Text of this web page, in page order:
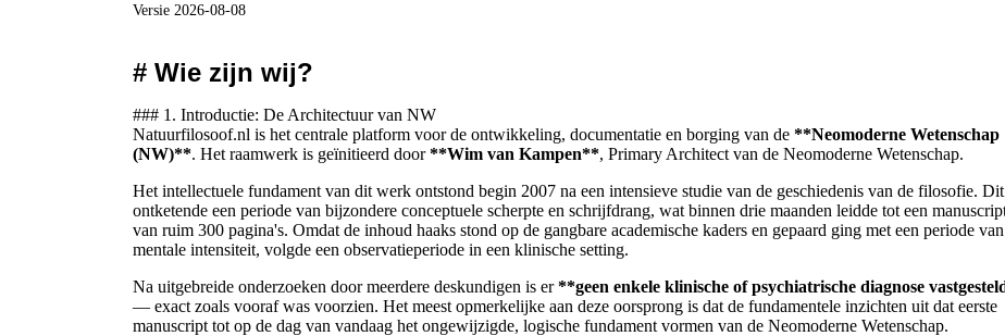
Versie 2026-08-08
# Wie zijn wij?
### 1. Introductie: De Architectuur van NW
Natuurfilosoof.nl is het centrale platform voor de ontwikkeling, documentatie en borging van de **Neomoderne Wetenschap
(NW)**. Het raamwerk is geïnitieerd door**Wim van Kampen**, Primary Architect van de Neomoderne Wetenschap.
Het intellectuele fundament van dit werk ontstond begin 2007 na een intensieve studie van de geschiedenis van de filosofie. Dit
ontketende een periode van bijzondere conceptuele scherpte en schrijfdrang, wat binnen drie maanden leidde tot een
van ruim 300 pagina's. Omdat de inhoud haaks stond op de gangbare academische kaders en gepaard ging met een periode van
mentale intensiteit, volgde een observatieperiode in een klinische setting.
Na uitgebreide onderzoeken door meerdere deskundigen is er**geen enkele klinische of psychiatrische diagnose
— exact zoals vooraf was voorzien. Het meest opmerkelijke aan deze oorsprong is dat de fundamentele inzichten uit dat eerste
manuscript tot op de dag van vandaag het ongewijzigde, logische fundament vormen van de Neomoderne Wetenschap.